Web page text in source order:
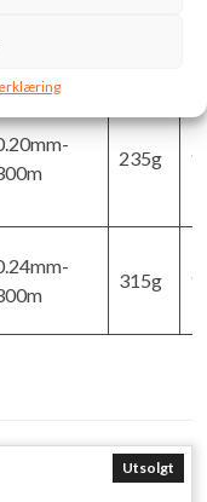
235g
315g
Utsolgt